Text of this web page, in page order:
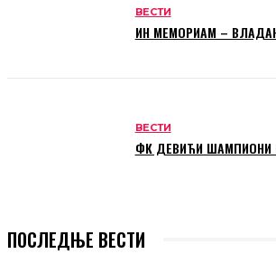
ВЕСТИ
ИН МЕМОРИАМ –
ВЕСТИ
ФК ДЕВИЋИ ШАМПИОНИ
ПОСЛЕДЊЕ ВЕСТИ